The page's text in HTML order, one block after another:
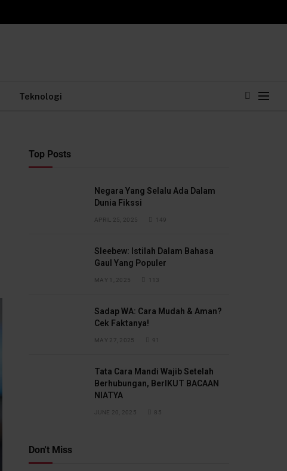
Teknologi
Top Posts
Negara Yang Selalu Ada Dalam
Dunia Fikssi
APRIL 25, 2025 149
Sleebew: Istilah Dalam Bahasa
Gaul Yang Populer
MAY 1, 2025 113
Sadap WA: Cara Mudah & Aman?
Cek Faktanya!
MAY 27, 2025 91
Tata Cara Mandi Wajib Setelah
Berhubungan, BerIKUT BACAAN
NIATYA
JUNE 20, 2025 85
Don't Miss